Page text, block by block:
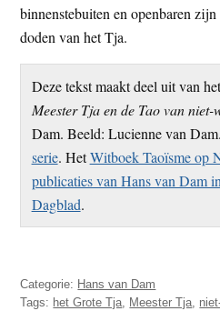
binnenstebuiten en openbaren
doden van het Tja.
Deze tekst maakt deel uit van
Meester Tja en de Tao van niet-
Dam. Beeld: Lucienne van Dam.
serie. HetWitboek Taoïsme op
publicaties van Hans van Dam
Dagblad.
Categorie: Hans van Dam
Tags: het Grote Tja, Meester Tja,